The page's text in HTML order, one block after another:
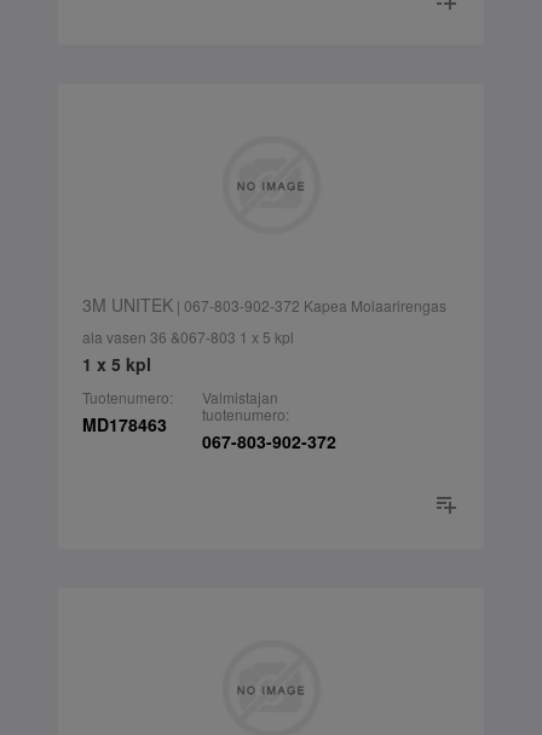
3M UNITEK| 067-803-902-372 Kapea Molaarirengas
ala vasen 36 &067-803 1 x 5 kpl
1 x 5 kpl
Tuotenumero:
MD178463
Valmistajan
tuotenumero:
067-803-902-372